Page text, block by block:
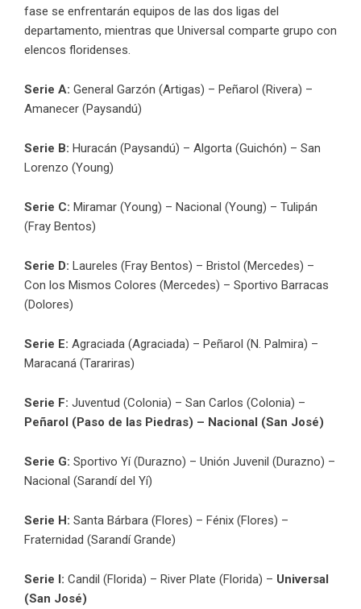
fase se enfrentarán equipos de las dos ligas del
departamento, mientras que Universal comparte grupo con
elencos floridenses.
Serie A: General Garzón (Artigas) – Peñarol (Rivera) –
Amanecer (Paysandú)
Serie B: Huracán (Paysandú) – Algorta (Guichón) – San
Lorenzo (Young)
Serie C: Miramar (Young) – Nacional (Young) – Tulipán
(Fray Bentos)
Serie D: Laureles (Fray Bentos) – Bristol (Mercedes) –
Con los Mismos Colores (Mercedes) – Sportivo Barracas
(Dolores)
Serie E: Agraciada (Agraciada) – Peñarol (N. Palmira) –
Maracaná (Tarariras)
Serie F: Juventud (Colonia) – San Carlos (Colonia) –
Peñarol (Paso de las Piedras) – Nacional (San José)
Serie G: Sportivo Yí (Durazno) – Unión Juvenil (Durazno) –
Nacional (Sarandí del Yí)
Serie H: Santa Bárbara (Flores) – Fénix (Flores) –
Fraternidad (Sarandí Grande)
Serie I: Candil (Florida) – River Plate (Florida) – Universal
(San José)